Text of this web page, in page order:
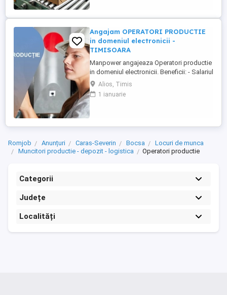
Angajam OPERATORI PRODUCTIE
in domeniul electronicii -
TIMISOARA
Manpower angajeaza Operatori productie
in domeniul electronicii. Beneficii: - Salariul
- 5200 lei brut; - Tichete de masa de 35 de
lei zi lucratoare; - Mediu de lucru modern
si stabil; - Oportunitati de dezvoltare
Bogda, ...
Alios, Timis
1 ianuarie
Romjob Anunțuri Caras-Severin Bocsa
Locuri de munca
Muncitori productie - depozit - logistica
Operatori productie
Categorii
Județe
Localități